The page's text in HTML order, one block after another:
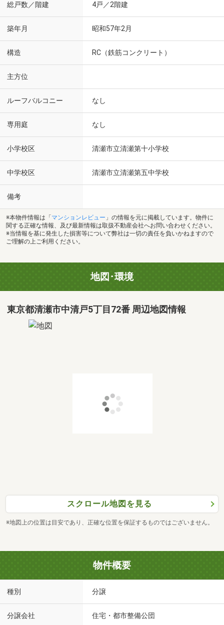
総戸数／階建 4戸／2階建
築年月 昭和57年2月
構造 RC（鉄筋コンクリート）
主方位
ルーフバルコニー なし
専用庭 なし
小学校区 清瀬市立清瀬第十小学校
中学校区 清瀬市立清瀬第五中学校
備考
※本物件情報は「 マンションレビュー 」の情報を元に掲載しています。物件に
関する正確な情報、及び最新情報は取扱不動産会社へお問い合わせください。
※当情報を基に発生した損害等について弊社は一切の責任を負いかねますので
ご理解の上ご利用ください。
地図･環境
東京都清瀬市中清戸5丁目72番 周辺地図情報
スクロール地図を見る
※地図上の位置は目安であり、正確な位置を保証するものではございません。
物件概要
種別 分譲
分譲会社 住宅・都市整備公団